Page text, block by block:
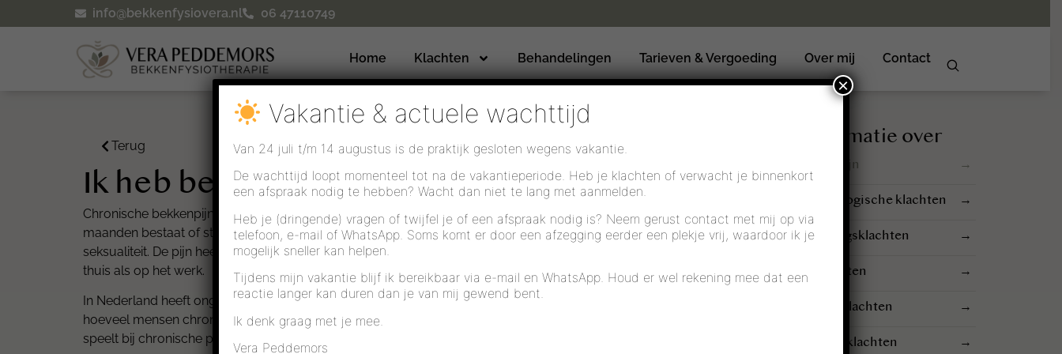
info@bekkenfysiovera.nl 06 47110749
Home Klachten Behandelingen Tarieven & Vergoeding Over mij Contact
Terug
Ik heb bekkenpijn
Chronische bekkenpijn is pijn die je kan voelen in de onderbuik en het bekken(bodem)gebied en langer dan 6
maanden bestaat of steeds terugkomt. Deze pijn gaat vaak samen met klachten rondom plassen, ontlasting en
seksualiteit. De pijn heeft meestal invloed op jouw eigen welbevinden en op de contacten met anderen, zowel
thuis als op het werk.
In Nederland heeft ongeveer 1 op de 5 mensen (19%) een vorm van chronische pijn. Er is niet precies bekend
hoeveel mensen chronische bekkenpijn hebben.Er is steeds meer bekend over het feit dat ons brein een grote rol
speelt bij chronische pijn. En wat de rol van de bekkenbodem kan zijn bij deze pijn.
Meer informatie over
Ik heb bekkenpijn
→
Ik heb gynaecologische klachten
→
Ik heb ontlastingsklachten
→
Ik heb plasklachten
→
Ik heb prostaatklachten
→
Ik heb seksuele klachten
→
Vakantie & actuele wachttijd
Van 24 juli t/m 14 augustus is de praktijk gesloten wegens vakantie.
De wachttijd loopt momenteel tot na de vakantieperiode. Heb je klachten of verwacht je binnenkort
een afspraak nodig te hebben? Wacht dan niet te lang met aanmelden.
Heb je (dringende) vragen of twijfel je of een afspraak nodig is? Neem gerust contact met mij op via
telefoon, e-mail of WhatsApp. Soms komt er door een afzegging eerder een plekje vrij, waardoor ik je
mogelijk sneller kan helpen.
Tijdens mijn vakantie blijf ik bereikbaar via e-mail en WhatsApp. Houd er wel rekening mee dat een
reactie langer kan duren dan je van mij gewend bent.
Ik denk graag met je mee.
Vera Peddemors
×